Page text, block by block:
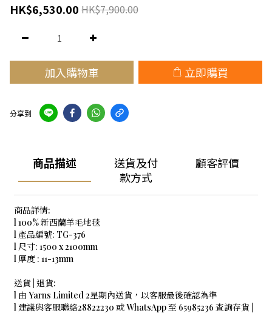
HK$6,530.00 HK$7,900.00
加入購物車 立即購買
分享到
商品描述
送貨及付
款方式
顧客評價
商品詳情:
l 100% 新西蘭羊毛地毯
l 產品編號: TG-376
l 尺寸: 1500 x 2100mm
l 厚度 : 11-13mm
送貨 | 退貨:
l 由 Yarns Limited 2星期內送貨，以客服最後確認為準
l 建議與客服聯絡28822230 或 WhatsApp 至 65985236 查詢存貨 |